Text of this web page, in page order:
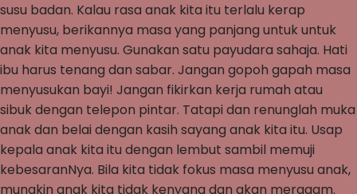
susu badan. Kalau rasa anak kita itu terlalu kerap
menyusu, berikannya masa yang panjang untuk untuk
anak kita menyusu. Gunakan satu payudara sahaja. Hati
ibu harus tenang dan sabar. Jangan gopoh gapah masa
menyusukan bayi! Jangan fikirkan kerja rumah atau
sibuk dengan telepon pintar. Tatapi dan renunglah muka
anak dan belai dengan kasih sayang anak kita itu. Usap
kepala anak kita itu dengan lembut sambil memuji
kebesaranNya. Bila kita tidak fokus masa menyusu anak,
mungkin anak kita tidak kenyang dan akan meragam.